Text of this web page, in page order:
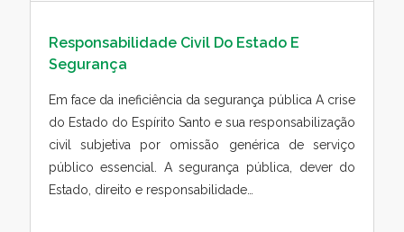
Responsabilidade Civil Do Estado E
Segurança
Em face da ineficiência da segurança pública A crise
do Estado do Espírito Santo e sua responsabilização
civil subjetiva por omissão genérica de serviço
público essencial. A segurança pública, dever do
Estado, direito e responsabilidade…